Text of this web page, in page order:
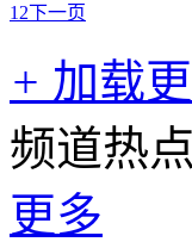
1 2下一页
+ 加载
频道热点
更多